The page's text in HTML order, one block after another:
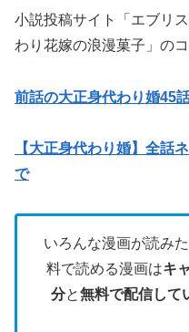
小説投稿サイト「エブリ
わり花嫁の浪漫菓子」の
前話の大正身代わり婚45
【大正身代わり婚】全話
で
いろんな漫画が読み
料で読める漫画はキ
分と無料で配信して